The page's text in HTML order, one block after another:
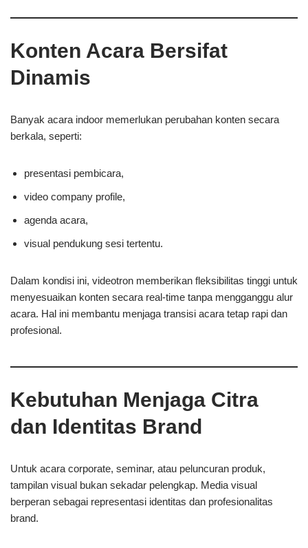
Konten Acara Bersifat
Dinamis
Banyak acara indoor memerlukan perubahan konten secara
berkala, seperti:
presentasi pembicara,
video company profile,
agenda acara,
visual pendukung sesi tertentu.
Dalam kondisi ini, videotron memberikan fleksibilitas tinggi untuk
menyesuaikan konten secara real-time tanpa mengganggu alur
acara. Hal ini membantu menjaga transisi acara tetap rapi dan
profesional.
Kebutuhan Menjaga Citra
dan Identitas Brand
Untuk acara corporate, seminar, atau peluncuran produk,
tampilan visual bukan sekadar pelengkap. Media visual
berperan sebagai representasi identitas dan profesionalitas
brand.